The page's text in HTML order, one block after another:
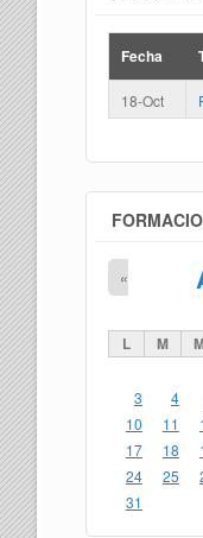
Fecha
18-Oct
«
L M
3
4
10
11
17
18
24
25
31